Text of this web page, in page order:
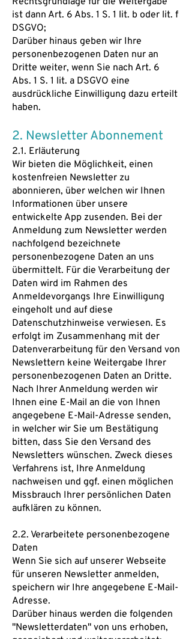
ist dann Art. 6 Abs. 1 S. 1 lit. b oder lit. f
DSGVO;
Darüber hinaus geben wir Ihre
personenbezogenen Daten nur an
Dritte weiter, wenn Sie nach Art. 6
Abs. 1 S. 1 lit. a DSGVO eine
ausdrückliche Einwilligung dazu erteilt
haben.
2. Newsletter Abonnement
2.1. Erläuterung
Wir bieten die Möglichkeit, einen
kostenfreien Newsletter zu
abonnieren, über welchen wir Ihnen
Informationen über unsere
entwickelte App zusenden. Bei der
Anmeldung zum Newsletter werden
nachfolgend bezeichnete
personenbezogene Daten an uns
übermittelt. Für die Verarbeitung der
Daten wird im Rahmen des
Anmeldevorgangs Ihre Einwilligung
eingeholt und auf diese
Datenschutzhinweise verwiesen. Es
erfolgt im Zusammenhang mit der
Datenverarbeitung für den Versand von
Newslettern keine Weitergabe Ihrer
personenbezogenen Daten an Dritte.
Nach Ihrer Anmeldung werden wir
Ihnen eine E-Mail an die von Ihnen
angegebene E-Mail-Adresse senden,
in welcher wir Sie um Bestätigung
bitten, dass Sie den Versand des
Newsletters wünschen. Zweck dieses
Verfahrens ist, Ihre Anmeldung
nachweisen und ggf. einen möglichen
Missbrauch Ihrer persönlichen Daten
aufklären zu können.
2.2. Verarbeitete personenbezogene
Daten
Wenn Sie sich auf unserer Webseite
für unseren Newsletter anmelden,
speichern wir Ihre angegebene E-Mail-
Adresse.
Darüber hinaus werden die folgenden
"Newsletterdaten" von uns erhoben,